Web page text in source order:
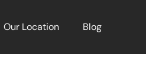
Our Location Blog